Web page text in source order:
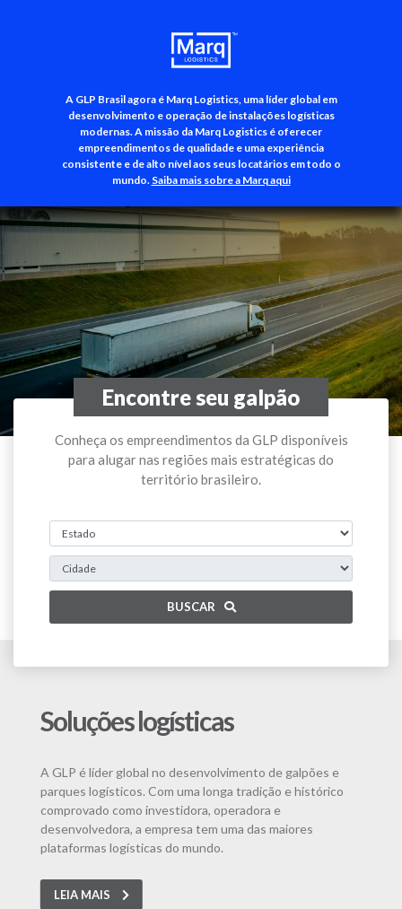
A GLP Brasil agora é Marq Logistics, uma líder global em
desenvolvimento e operação de instalações logísticas
modernas. A missão da Marq Logistics é oferecer
empreendimentos de qualidade e uma experiência
consistente e de alto nível aos seus locatários em todo o
mundo. Saiba mais sobre a Marq aqui
+55 (11) 3500-3700
Encontre seu galpão
Conheça os empreendimentos da GLP disponíveis
para alugar nas regiões mais estratégicas do
território brasileiro.
BUSCAR
Soluções logísticas
A GLP é líder global no desenvolvimento de galpões e
parques logísticos. Com uma longa tradição e histórico
comprovado como investidora, operadora e
desenvolvedora, a empresa tem uma das maiores
plataformas logísticas do mundo.
LEIA MAIS